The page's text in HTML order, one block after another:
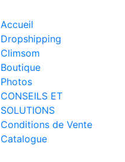
Accueil
Dropshipping
Climsom
Boutique
Photos
CONSEILS ET
SOLUTIONS
Conditions de Vente
Catalogue